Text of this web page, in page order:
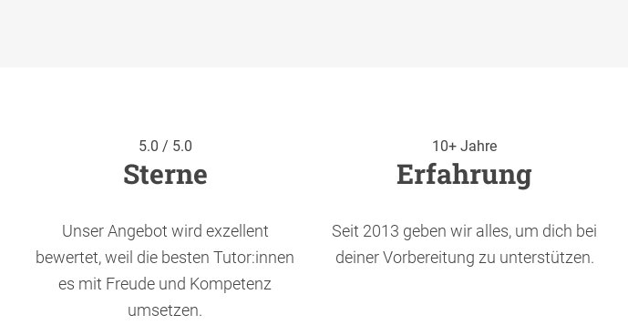
5.0 / 5.0
Sterne
Unser Angebot wird exzellent
bewertet, weil die besten Tutor:innen
es mit Freude und Kompetenz
umsetzen.
10+ Jahre
Erfahrung
Seit 2013 geben wir alles, um dich bei
deiner Vorbereitung zu unterstützen.